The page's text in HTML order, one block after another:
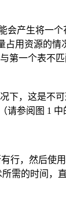
会产生将一
用资源的
第一个表不
下，这是不
参阅图 1 中
行，然后使
需的时间，